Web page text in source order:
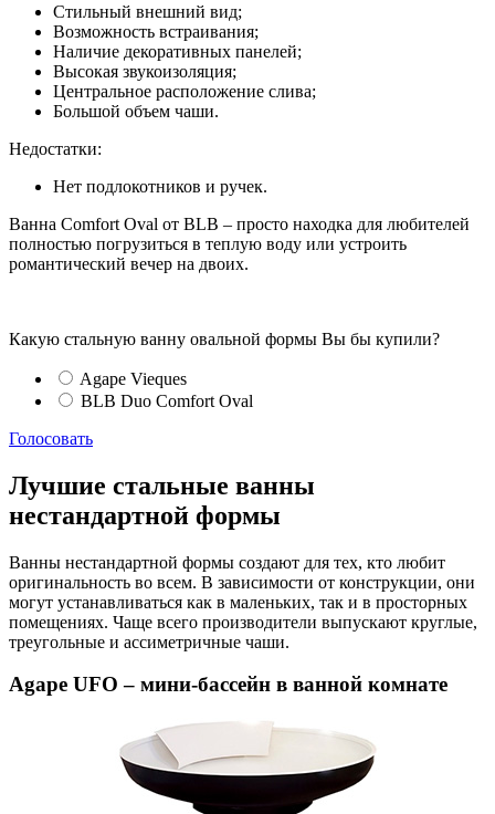
Стильный внешний вид;
Возможность встраивания;
Наличие декоративных панелей;
Высокая звукоизоляция;
Центральное расположение слива;
Большой объем чаши.
Недостатки:
Нет подлокотников и ручек.
Ванна Comfort Oval от BLB – просто находка для любителей
полностью погрузиться в теплую воду или устроить
романтический вечер на двоих.
Какую стальную ванну овальной формы Вы бы купили?
Agape Vieques
BLB Duo Comfort Oval
Голосовать
Лучшие стальные ванны
нестандартной формы
Ванны нестандартной формы создают для тех, кто любит
оригинальность во всем. В зависимости от конструкции, они
могут устанавливаться как в маленьких, так и в просторных
помещениях. Чаще всего производители выпускают круглые,
треугольные и ассиметричные чаши.
Agape UFO – мини-бассейн в ванной комнате